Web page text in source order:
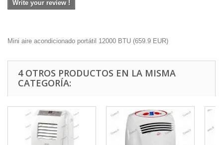
Write your review !
Mini aire acondicionado portátil 12000 BTU (659.9 EUR)
4 OTROS PRODUCTOS EN LA MISMA
CATEGORÍA: